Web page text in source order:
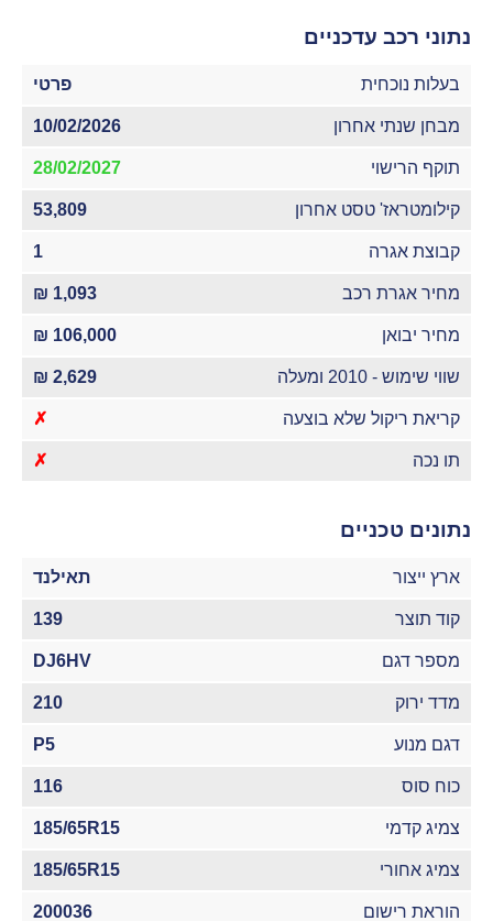
נתוני רכב עדכניים
בעלות נוכחית פרטי
מבחן שנתי אחרון 10/02/2026
תוקף הרישוי 28/02/2027
קילומטראז' טסט אחרון 53,809
קבוצת אגרה 1
מחיר אגרת רכב 1,093 ₪
מחיר יבואן 106,000 ₪
שווי שימוש - 2010 ומעלה 2,629 ₪
קריאת ריקול שלא בוצעה ✗
תו נכה ✗
נתונים טכניים
ארץ ייצור תאילנד
קוד תוצר 139
מספר דגם DJ6HV
מדד ירוק 210
דגם מנוע P5
כוח סוס 116
צמיג קדמי 185/65R15
צמיג אחורי 185/65R15
הוראת רישום 200036